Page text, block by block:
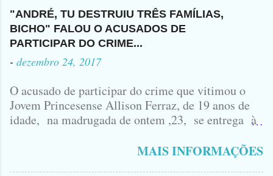
"ANDRÉ, TU DESTRUIU TRÊS FAMÍLIAS,
BICHO" FALOU O ACUSADOS DE
PARTICIPAR DO CRIME...
- dezembro 24, 2017
O acusado de participar do crime que vitimou o
Jovem Princesense Allison Ferraz, de 19 anos de
idade, na madrugada de ontem ,23, se entrega à
vulgo ( CORRÓ ) falou como tudo aconteceu ...
MAIS INFORMAÇÕES